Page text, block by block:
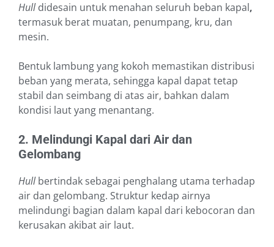
Hulldidesain untuk menahan seluruh beban kapal,
termasuk berat muatan, penumpang, kru, dan
mesin.
Bentuk lambung yang kokoh memastikan distribusi
beban yang merata, sehingga kapal dapat tetap
stabil dan seimbang di atas air, bahkan dalam
kondisi laut yang menantang.
2. Melindungi Kapal dari Air dan
Gelombang
Hullbertindak sebagai penghalang utama terhadap
air dan gelombang. Struktur kedap airnya
melindungi bagian dalam kapal dari kebocoran dan
kerusakan akibat air laut.